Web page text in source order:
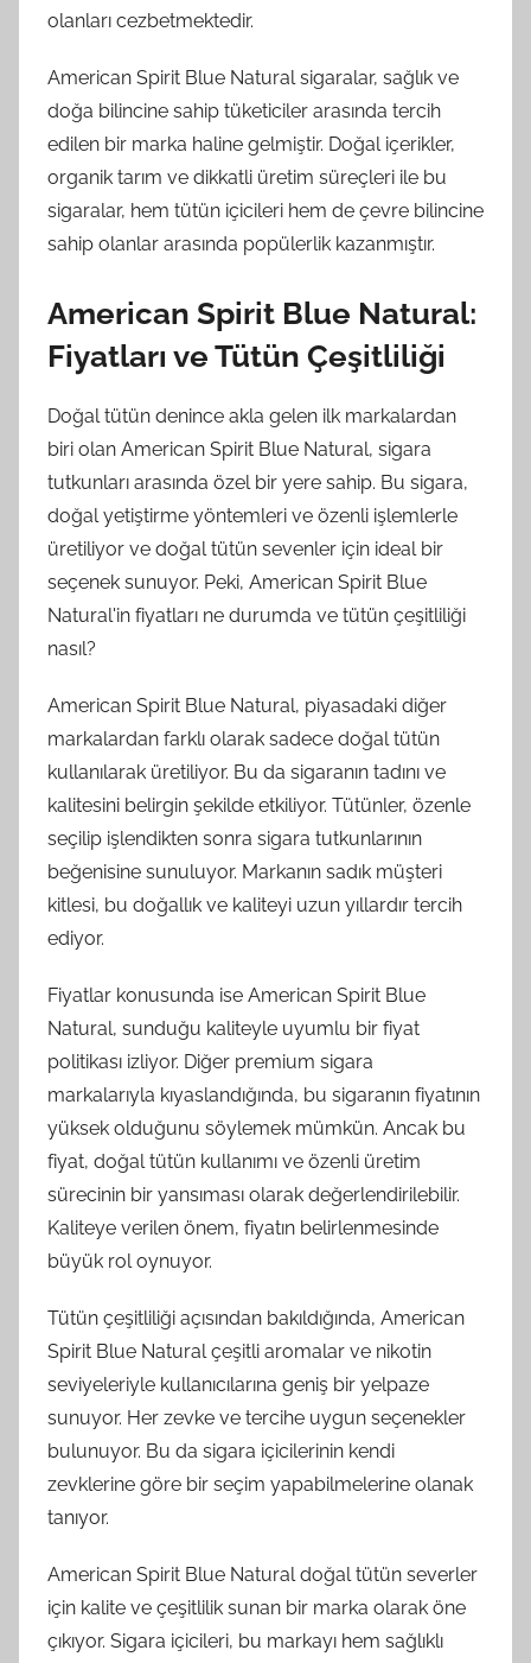
olanları cezbetmektedir.
American Spirit Blue Natural sigaralar, sağlık ve
doğa bilincine sahip tüketiciler arasında tercih
edilen bir marka haline gelmiştir. Doğal içerikler,
organik tarım ve dikkatli üretim süreçleri ile bu
sigaralar, hem tütün içicileri hem de çevre bilincine
sahip olanlar arasında popülerlik kazanmıştır.
American Spirit Blue Natural:
Fiyatları ve Tütün Çeşitliliği
Doğal tütün denince akla gelen ilk markalardan
biri olan American Spirit Blue Natural, sigara
tutkunları arasında özel bir yere sahip. Bu sigara,
doğal yetiştirme yöntemleri ve özenli işlemlerle
üretiliyor ve doğal tütün sevenler için ideal bir
seçenek sunuyor. Peki, American Spirit Blue
Natural'in fiyatları ne durumda ve tütün çeşitliliği
nasıl?
American Spirit Blue Natural, piyasadaki diğer
markalardan farklı olarak sadece doğal tütün
kullanılarak üretiliyor. Bu da sigaranın tadını ve
kalitesini belirgin şekilde etkiliyor. Tütünler, özenle
seçilip işlendikten sonra sigara tutkunlarının
beğenisine sunuluyor. Markanın sadık müşteri
kitlesi, bu doğallık ve kaliteyi uzun yıllardır tercih
ediyor.
Fiyatlar konusunda ise American Spirit Blue
Natural, sunduğu kaliteyle uyumlu bir fiyat
politikası izliyor. Diğer premium sigara
markalarıyla kıyaslandığında, bu sigaranın fiyatının
yüksek olduğunu söylemek mümkün. Ancak bu
fiyat, doğal tütün kullanımı ve özenli üretim
sürecinin bir yansıması olarak değerlendirilebilir.
Kaliteye verilen önem, fiyatın belirlenmesinde
büyük rol oynuyor.
Tütün çeşitliliği açısından bakıldığında, American
Spirit Blue Natural çeşitli aromalar ve nikotin
seviyeleriyle kullanıcılarına geniş bir yelpaze
sunuyor. Her zevke ve tercihe uygun seçenekler
bulunuyor. Bu da sigara içicilerinin kendi
zevklerine göre bir seçim yapabilmelerine olanak
tanıyor.
American Spirit Blue Natural doğal tütün severler
için kalite ve çeşitlilik sunan bir marka olarak öne
çıkıyor. Sigara içicileri, bu markayı hem sağlıklı